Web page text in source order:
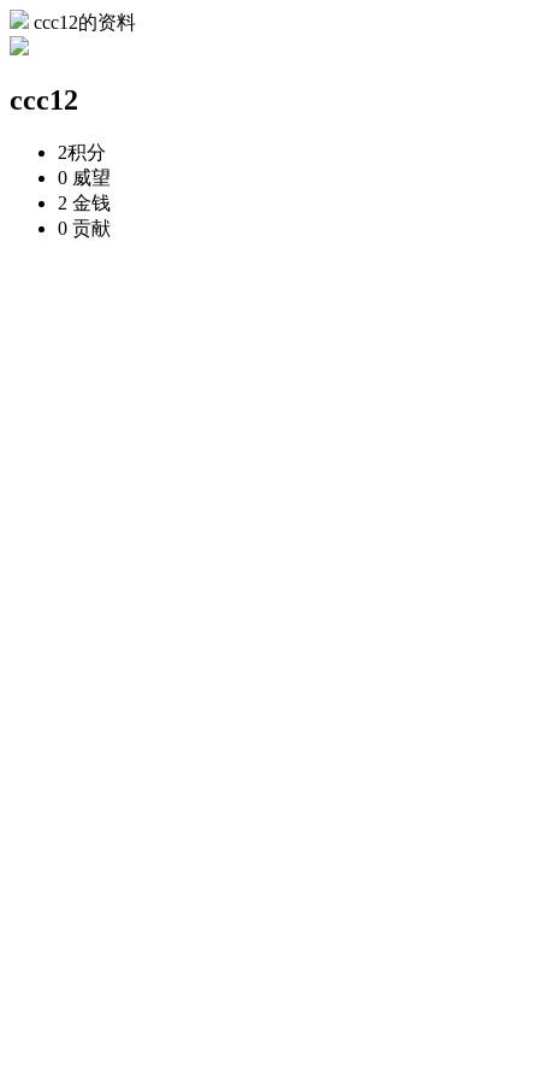
ccc12的资料
ccc12
2积分
0 威望
2 金钱
0 贡献